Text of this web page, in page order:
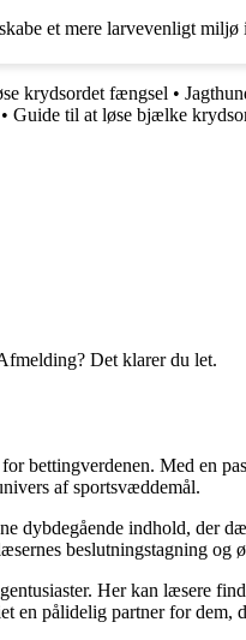
et mere larvevenligt miljø
krydsordet fængsel •
• Guide til at løse bjælke
Det klarer du let.
bettingverdenen. Med en
af sportsvæddemål.
dybdegående indhold, der
beslutningstagning og
Her kan læsere
pålidelig partner for dem,